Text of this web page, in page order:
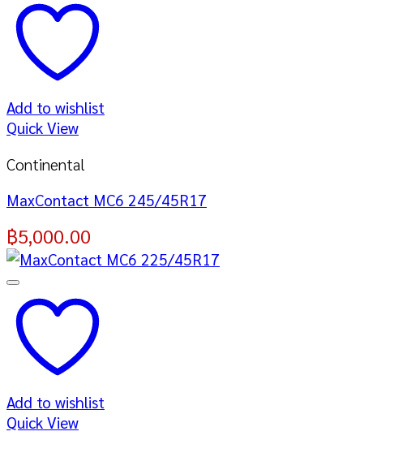
Add to wishlist
Quick View
Continental
MaxContact MC6 245/45R17
฿5,000.00
Add to wishlist
Quick View